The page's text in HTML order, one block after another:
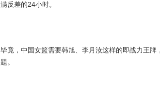
满反差的24小时。
毕竟，中国女篮需要韩旭、李月汝这样的即战力王
题。